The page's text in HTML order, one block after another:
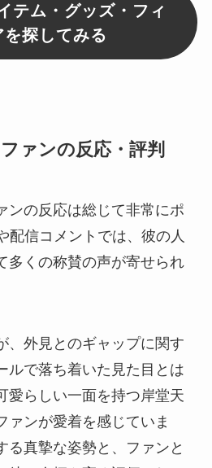
テム・グッズ・フィ
を探してみる
ァンの反応・評判
ンの反応は総じて非常にポ
配信コメントでは、彼の人
多くの称賛の声が寄せられ
、外見とのギャップに関す
ルで落ち着いた見た目とは
愛らしい一面を持つ岸堂天
ァンが愛着を感じていま
る真摯な姿勢と、ファンと